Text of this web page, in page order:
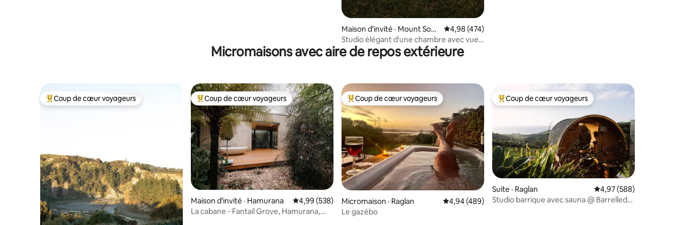
Maison d'invité · Mount Som
ers
Note moyenne de 4,98 sur 5, 474 commentaires
4,98 (474)
Studio élégant d'une chambre avec vue
pittoresque
Micromaisons avec aire de repos extérieure
Coup de cœur voyageurs parmi les plus aimés
Coup de cœur voyageurs Coup de cœur voyageurs parmi les plus aimés
Coup de cœur voyageurs
Maison d'invité · Hamurana Note moyenne de 4,99 sur 5, 538 commentaires
4,99 (538)
La cabane - Fantail Grove, Hamurana,
Coup de cœur voyageurs parmi les plus aimés
Coup de cœur voyageurs
Micromaison · Raglan Note moyenne de 4,94 sur 5, 489 commentaires
4,94 (489)
Le gazébo
Coup de cœur voyageurs parmi les plus aimés
Coup de cœur voyageurs
Suite · Raglan Note moyenne de
4,97 (588)
Studio barrique avec sauna @ Barrelled